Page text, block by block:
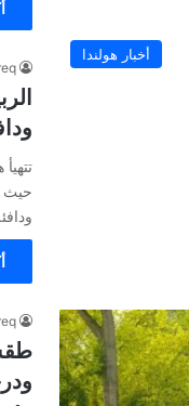
أخبار هولندا
حيث